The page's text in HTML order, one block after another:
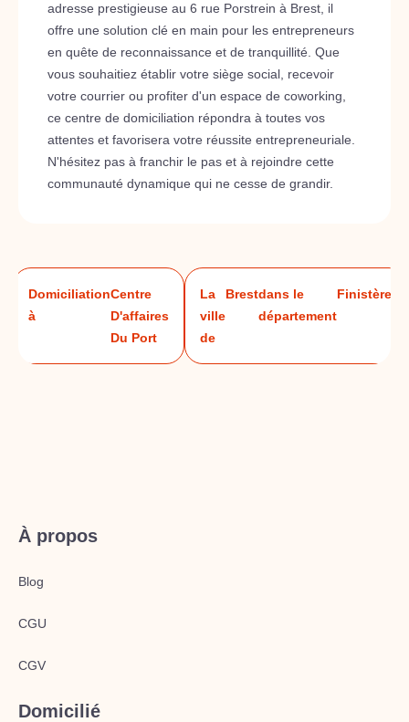
adresse prestigieuse au 6 rue Porstrein à Brest, il
offre une solution clé en main pour les entrepreneurs
en quête de reconnaissance et de tranquillité. Que
vous souhaitiez établir votre siège social, recevoir
votre courrier ou profiter d'un espace de coworking,
ce centre de domiciliation répondra à toutes vos
attentes et favorisera votre réussite entrepreneuriale.
N'hésitez pas à franchir le pas et à rejoindre cette
communauté dynamique qui ne cesse de grandir.
Domiciliation
à
Centre
D'affaires
Du Port
La
ville
de
Brestdans le
département
Finistère
À propos
Blog
CGU
CGV
Domicilié